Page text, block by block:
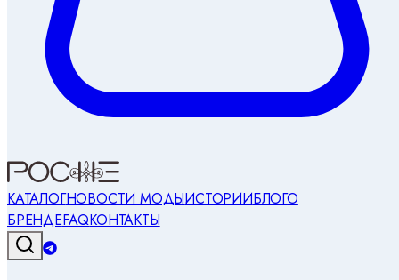
КАТАЛОГНОВОСТИ МОДЫИСТОРИИБЛОГО
БРЕНДЕFAQКОНТАКТЫ